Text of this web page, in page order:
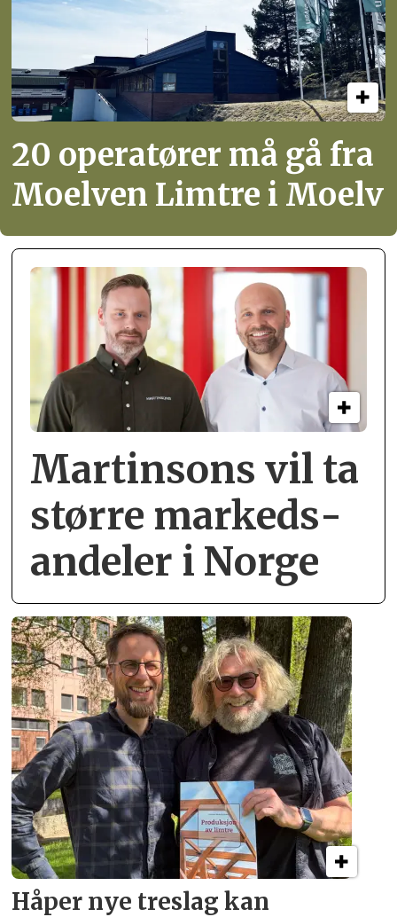
20 operatører må gå fra
Moelven Limtre i Moelv
Martinsons vil ta
større markeds­
andeler i Norge
Håper nye treslag kan